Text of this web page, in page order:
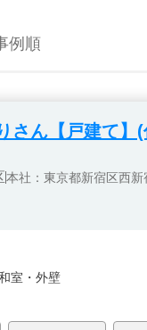
例順
さん【戸建て】
本社：東京都新宿区西新
室・ 外壁